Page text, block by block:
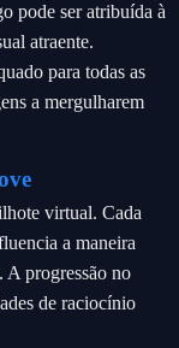
pode ser atribuída à
atraente.
para todas as
a mergulharem
virtual. Cada
a maneira
A progressão no
de raciocínio